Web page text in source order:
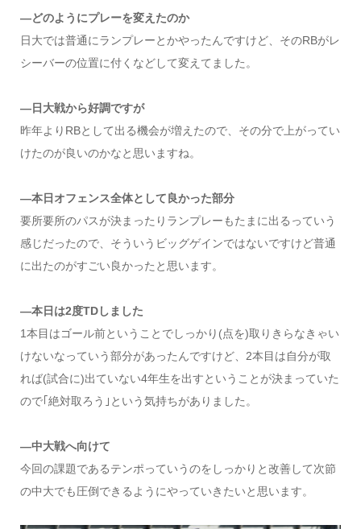
―どのようにプレーを変えたのか
日大では普通にランプレーとかやったんですけど、そのRBがレ
シーバーの位置に付くなどして変えてました。
―日大戦から好調ですが
昨年よりRBとして出る機会が増えたので、その分で上がってい
けたのが良いのかなと思いますね。
―本日オフェンス全体として良かった部分
要所要所のパスが決まったりランプレーもたまに出るっていう
感じだったので、そういうビッグゲインではないですけど普通
に出たのがすごい良かったと思います。
―本日は2度TDしました
1本目はゴール前ということでしっかり(点を)取りきらなきゃい
けないなっていう部分があったんですけど、2本目は自分が取
れば(試合に)出ていない4年生を出すということが決まっていた
ので｢絶対取ろう｣という気持ちがありました。
―中大戦へ向けて
今回の課題であるテンポっていうのをしっかりと改善して次節
の中大でも圧倒できるようにやっていきたいと思います。